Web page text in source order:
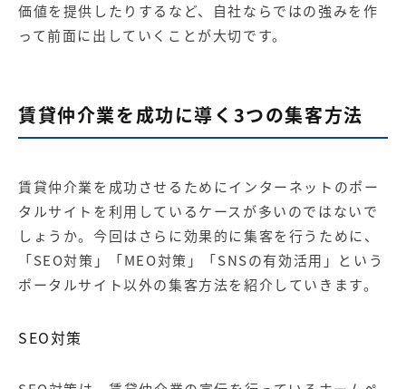
価値を提供したりするなど、自社ならではの強みを作
って前面に出していくことが大切です。
賃貸仲介業を成功に導く3つの集客方法
賃貸仲介業を成功させるためにインターネットのポー
タルサイトを利用しているケースが多いのではないで
しょうか。今回はさらに効果的に集客を行うために、
「SEO対策」「MEO対策」「SNSの有効活用」という
ポータルサイト以外の集客方法を紹介していきます。
SEO対策